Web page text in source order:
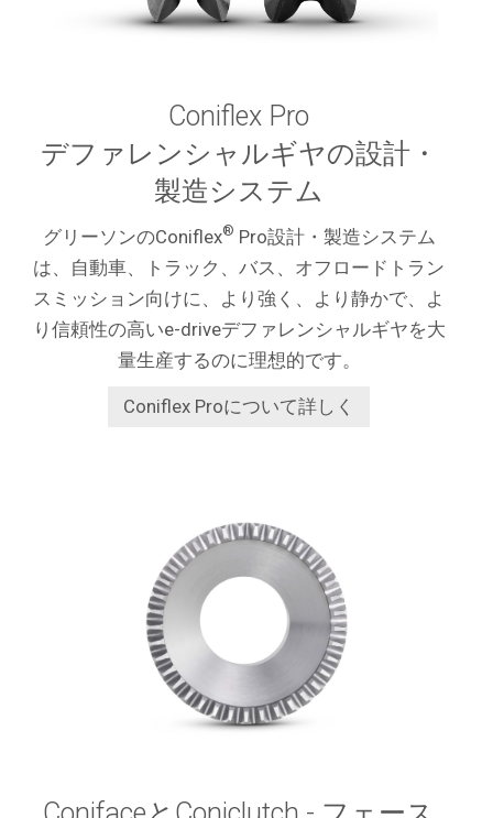
Coniflex Pro
デファレンシャルギヤの設計・
製造システム
グリーソンのConiflex® Pro設計・製造システム
は、自動車、トラック、バス、オフロードトラン
スミッション向けに、より強く、より静かで、よ
り信頼性の高いe-driveデファレンシャルギヤを大
量生産するのに理想的です。
Coniflex Proについて詳しく